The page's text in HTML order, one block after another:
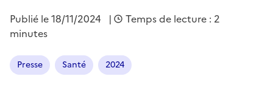
Publié le18/11/2024 |
Temps de lecture : 2
minutes
Presse Santé 2024